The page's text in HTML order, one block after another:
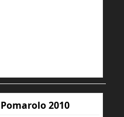
Pomarolo 2010